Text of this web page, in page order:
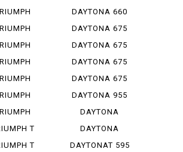
S...
12...
80...
90...
90...
...
TRI...
T
BON...
T
DAYTONA 660
DAYTONA 675
DAYTONA 675
R
DAYTONA 675
R ABS
DAYTONA 675
SE
DAYTONA 955
I
DAYTONA
MOTO 2 765
DAYTONA
MOTO 2 765...
DAYTONAT 595